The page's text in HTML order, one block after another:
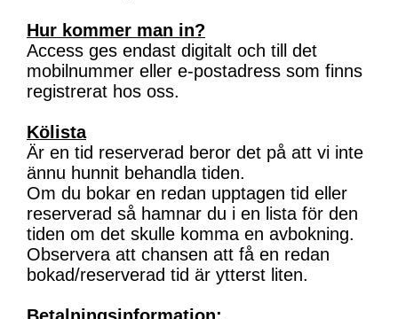
Hur kommer man in?
Access ges endast digitalt och till det
mobilnummer eller e-postadress som finns
registrerat hos oss.
Kölista
Är en tid reserverad beror det på att vi inte
ännu hunnit behandla tiden.
Om du bokar en redan upptagen tid eller
reserverad så hamnar du i en lista för den
tiden om det skulle komma en avbokning.
Observera att chansen att få en redan
bokad/reserverad tid är ytterst liten.